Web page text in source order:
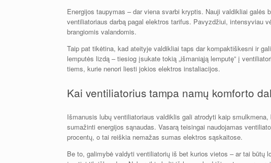
Energijos taupymas – dar viena svarbi kryptis. Nauji valdikliai
ventiliatoriaus darbą pagal elektros tarifus. Pavyzdžiui, intensyviau
brangiomis valandomis.
Taip pat tikėtina, kad ateityje valdikliai taps dar kompaktiškesni ir
lemputės lizdą – tiesiog įsukate tokią „išmaniąją lemputę” į
tiems, kurie nenori liesti jokios elektros instaliacijos.
Kai ventiliatorius tampa namų komforto
Išmanusis lubų ventiliatoriaus valdiklis gali atrodyti kaip
sumažinti energijos sąnaudas. Vasarą teisingai naudojamas
procentų, o tai reiškia nemažas sumas elektros sąskaitose.
Be to, galimybė valdyti ventiliatorių iš bet kurios vietos – ar tai būtų